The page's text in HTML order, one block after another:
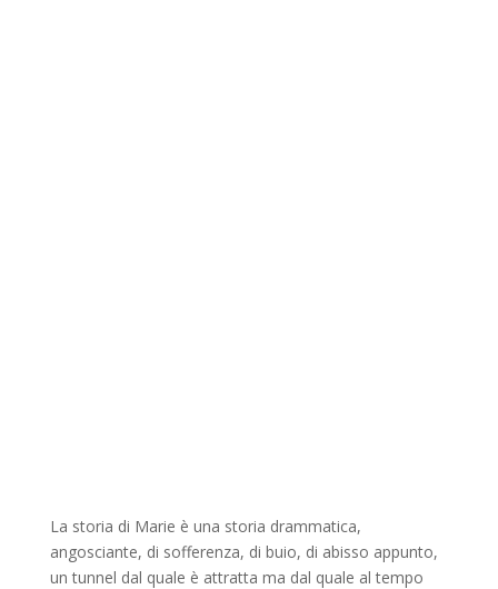
La storia di Marie è una storia drammatica,
angosciante, di sofferenza, di buio, di abisso appunto,
un tunnel dal quale è attratta ma dal quale al tempo